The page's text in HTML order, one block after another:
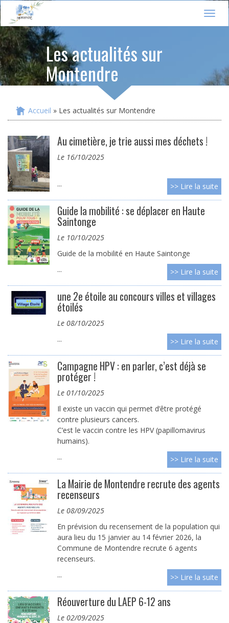
T
o
n
a
Les actualités sur
Montendre
Vous êtes ici
Accueil » Les actualités sur Montendre
Au cimetière, je trie aussi mes déchets !
le 16/10/2025
... >> Lire la suite
Guide la mobilité : se déplacer en Haute
Saintonge
le 10/10/2025
Guide de la mobilité en Haute Saintonge
...
>> Lire la suite
une 2e étoile au concours villes et villages
étoilés
le 08/10/2025
...
>> Lire la suite
Campagne HPV : en parler, c’est déjà se
protéger !
le 01/10/2025
Il existe un vaccin qui permet d’être protégé
contre plusieurs cancers.
C’est le vaccin contre les HPV (papillomavirus
humains).
...
>> Lire la suite
La Mairie de Montendre recrute des agents
recenseurs
le 08/09/2025
En prévision du recensement de la population qui
aura lieu du 15 janvier au 14 février 2026, la
Commune de Montendre recrute 6 agents
recenseurs.
...
>> Lire la suite
Réouverture du LAEP 6-12 ans
le 02/09/2025